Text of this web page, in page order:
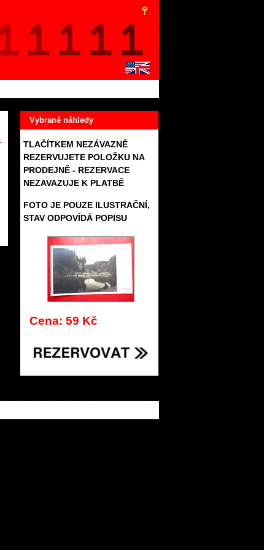
Vybrané náhledy
TLAČÍTKEM NEZÁVAZNĚ
REZERVUJETE POLOŽKU NA
PRODEJNĚ - REZERVACE
NEZAVAZUJE K PLATBĚ
FOTO JE POUZE ILUSTRAČNÍ,
STAV ODPOVÍDÁ POPISU
Cena: 59 Kč